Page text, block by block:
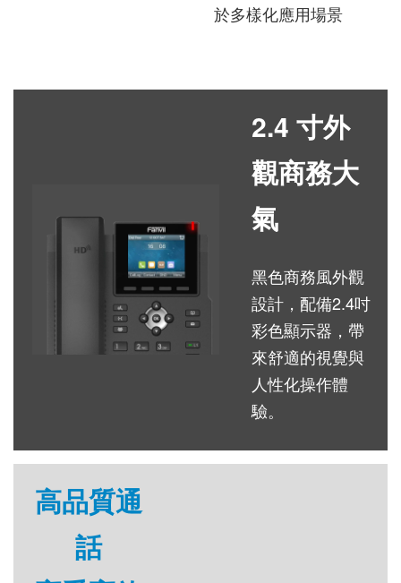
於多樣化應用場景
2.4 寸外
觀商務大
氣
黑色商務風外觀
設計，配備2.4吋
彩色顯示器，帶
來舒適的視覺與
人性化操作體
驗。
高品質通
話